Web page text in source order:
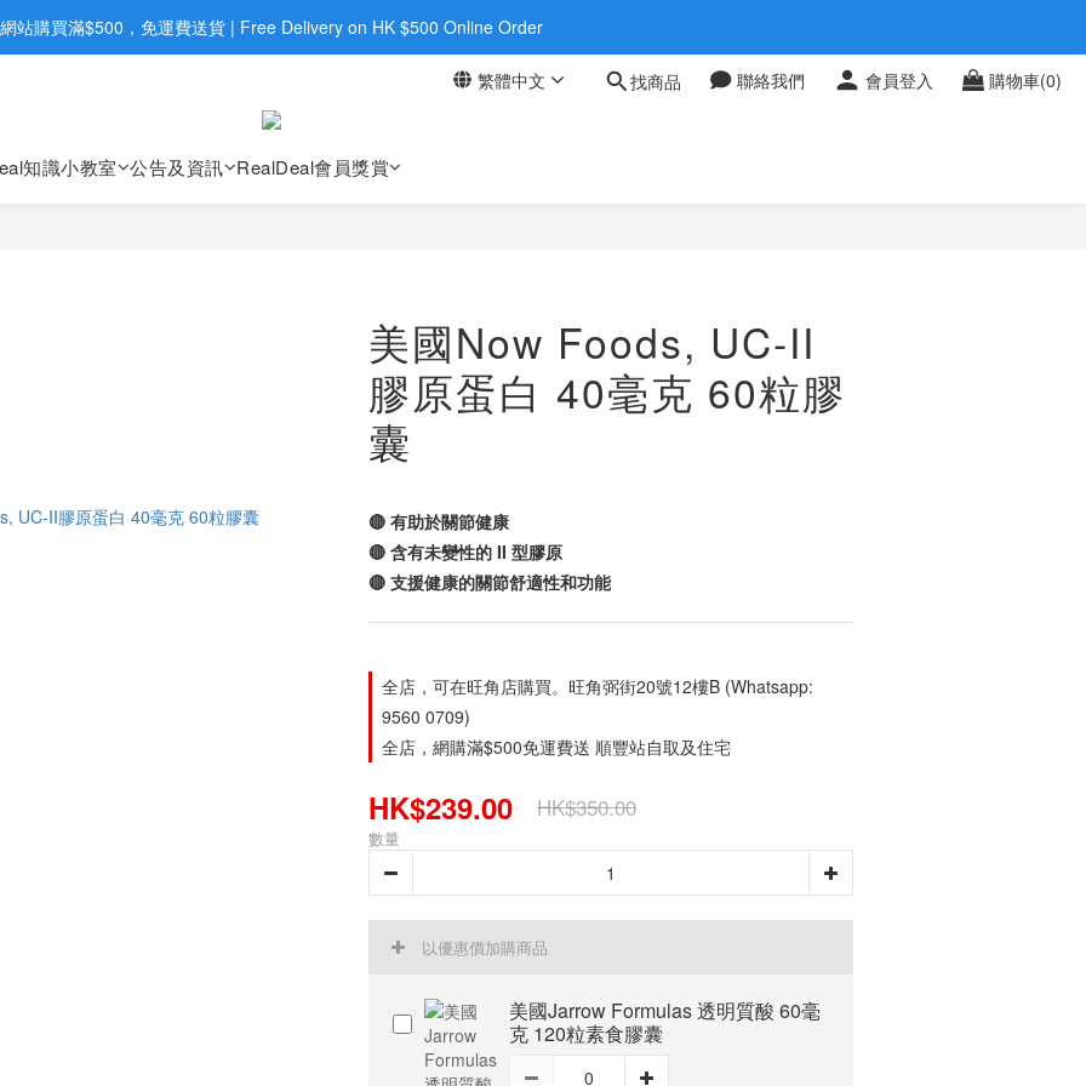
旺角店購買：旺角弼街20號12樓B  |  RealDeal 保健品 | WhatsApp 9560 0709
網站購買滿$500，免運費送貨 | Free Delivery on HK $500 Online Order
旺角店購買：旺角弼街20號12樓B  |  RealDeal 保健品 | WhatsApp 9560 0709
繁體中文 找商品 聯絡我們 會員登入 購物車(0)
知識小教室 公告及資訊 RealDeal會員獎賞
美國Now Foods, UC-II
膠原蛋白 40毫克 60粒膠
囊
🔴 有助於關節健康
🔴 含有未變性的 II 型膠原
🔴 支援健康的關節舒適性和功能
全店，可在旺角店購買。旺角弼街20號12樓B (Whatsapp:
9560 0709)
全店，網購滿$500免運費送 順豐站自取及住宅
HK$239.00 HK$350.00
數量
以優惠價加購商品
美國Jarrow Formulas 透明質酸 60毫
克 120粒素食膠囊